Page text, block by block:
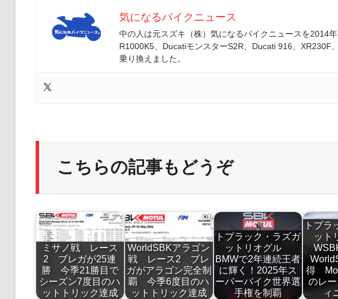
気になるバイクニュース
中の人は元スズキ（株）気になるバイクニュースを2014
R1000K5、DucatiモンスターS2R、Ducati 916、XR230F
乗り換えました。
こちらの記事もどうぞ
ミサノ戦 レース
2 ブレガが25連
勝 今季21勝目で
シーズン7度目のハ
ットトリック達成
WorldSBKアラゴン
戦 レース2 ブレ
ガがアラゴン完全制
覇 今季6度目のハ
ットトリック達成
トプラック・ラズガ
ットリオグル
BMWで2年連続王者
に輝く！2025年ス
ーパーバイク世界選
手権を制覇
トプラ
ット
得
のレ
ィ